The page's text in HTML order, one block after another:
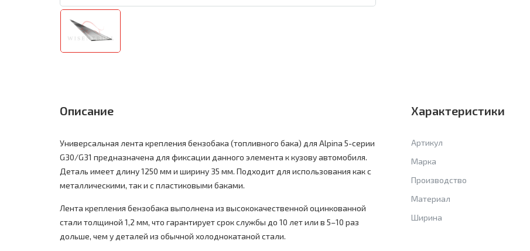
Описание
Универсальная лента крепления бензобака (топливного бака) для Alpina 5-серии
G30/G31 предназначена для фиксации данного элемента к кузову автомобиля.
Деталь имеет длину 1250 мм и ширину 35 мм. Подходит для использования как с
металлическими, так и с пластиковыми баками.
Лента крепления бензобака выполнена из высококачественной оцинкованной
стали толщиной 1,2 мм, что гарантирует срок службы до 10 лет или в 5–10 раз
дольше, чем у деталей из обычной холоднокатаной стали.
Характеристики
Артикул
Марка
Производство
Материал
Ширина